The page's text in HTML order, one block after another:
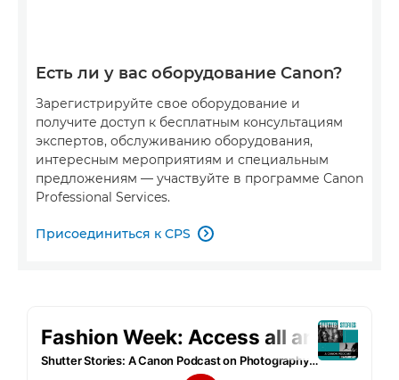
Есть ли у вас оборудование Canon?
Зарегистрируйте свое оборудование и
получите доступ к бесплатным консультациям
экспертов, обслуживанию оборудования,
интересным мероприятиям и специальным
предложениям — участвуйте в программе Canon
Professional Services.
Присоединиться к CPS 